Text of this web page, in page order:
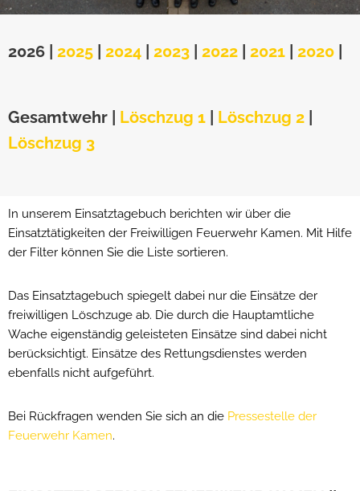
2026 2025 2024 2023 2022 2021 2020
Gesamtwehr Löschzug 1 Löschzug 2
Löschzug 3
In unserem Einsatztagebuch berichten wir über die
Einsatztätigkeiten der Freiwilligen Feuerwehr Kamen. Mit Hilfe
der Filter können Sie die Liste sortieren.
Das Einsatztagebuch spiegelt dabei nur die Einsätze der
freiwilligen Löschzuge ab. Die durch die Hauptamtliche
Wache eigenständig geleisteten Einsätze sind dabei nicht
berücksichtigt. Einsätze des Rettungsdienstes werden
ebenfalls nicht aufgeführt.
Bei Rückfragen wenden Sie sich an die Pressestelle der
Feuerwehr Kamen.